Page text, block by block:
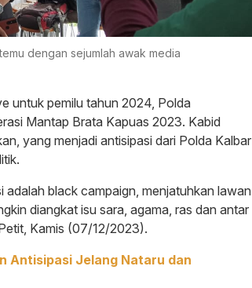
dengan sejumlah awak media
untuk pemilu tahun 2024, Polda
Mantap Brata Kapuas 2023. Kabid
yang menjadi antisipasi dari Polda Kalbar
black campaign, menjatuhkan lawan
diangkat isu sara, agama, ras dan antar
Kamis (07/12/2023).
Antisipasi Jelang Nataru dan